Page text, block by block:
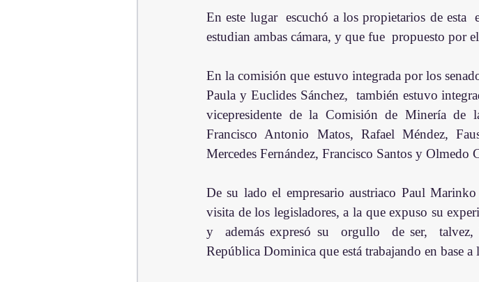
En este lugar  escuchó a los propietarios de esta
estudian ambas cámara, y que fue  propuesto por
En la comisión que estuvo integrada por los
Paula y Euclides Sánchez,  también estuvo
vicepresidente de la Comisión de Minería de
Francisco Antonio Matos, Rafael Méndez,
Mercedes Fernández, Francisco Santos y Olmedo
De su lado el empresario austriaco Paul
visita de los legisladores, a la que expuso su
y  además expresó su  orgullo  de ser,  talvez,
República Dominica que está trabajando en base